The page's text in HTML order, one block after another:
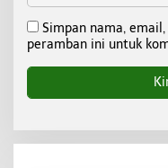
Simpan nama,
peramban ini untuk